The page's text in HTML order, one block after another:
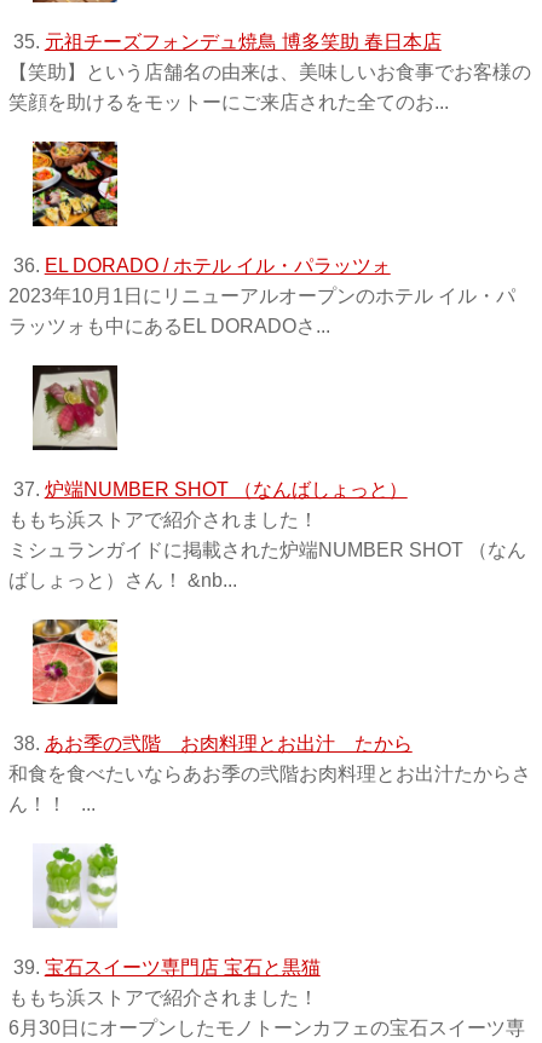
35. 元祖チーズフォンデュ焼鳥 博多笑助 春日本店
【笑助】という店舗名の由来は、美味しいお食事でお客様の
笑顔を助けるをモットーにご来店された全てのお...
36. EL DORADO / ホテル イル・パラッツォ
2023年10月1日にリニューアルオープンのホテル イル・パ
ラッツォも中にあるEL DORADOさ...
37. 炉端NUMBER SHOT （なんばしょっと）
ももち浜ストアで紹介されました！
ミシュランガイドに掲載された炉端NUMBER SHOT （なん
ばしょっと）さん！ &nb...
38. あお季の弐階 お肉料理とお出汁 たから
和食を食べたいならあお季の弐階お肉料理とお出汁たからさ
ん！！ ...
39. 宝石スイーツ専門店 宝石と黒猫
ももち浜ストアで紹介されました！
6月30日にオープンしたモノトーンカフェの宝石スイーツ専